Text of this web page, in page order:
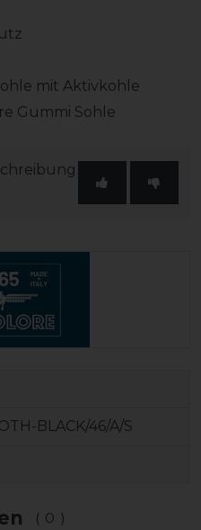
mit Aktivkohle
Gummi Sohle
BLACK/46/A/S
(0)